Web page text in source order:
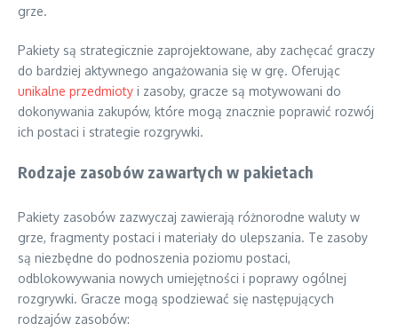
grze.
Pakiety są strategicznie zaprojektowane, aby zachęcać graczy
do bardziej aktywnego angażowania się w grę. Oferując
unikalne przedmioty i zasoby, gracze są motywowani do
dokonywania zakupów, które mogą znacznie poprawić rozwój
ich postaci i strategie rozgrywki.
Rodzaje zasobów zawartych w pakietach
Pakiety zasobów zazwyczaj zawierają różnorodne waluty w
grze, fragmenty postaci i materiały do ulepszania. Te zasoby
są niezbędne do podnoszenia poziomu postaci,
odblokowywania nowych umiejętności i poprawy ogólnej
rozgrywki. Gracze mogą spodziewać się następujących
rodzajów zasobów: